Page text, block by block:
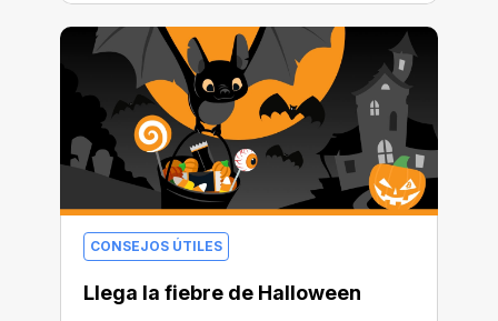
CONSEJOS ÚTILES
Llega la fiebre de Halloween